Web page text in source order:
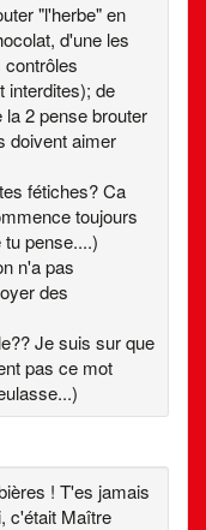
"l'herbe" en
d'une les
interdites); de
2 pense brouter
doivent aimer
fétiches? Ca
toujours
pense....)
n'a pas
des
Je suis sur que
pas ce mot
! T'es jamais
c'était Maître